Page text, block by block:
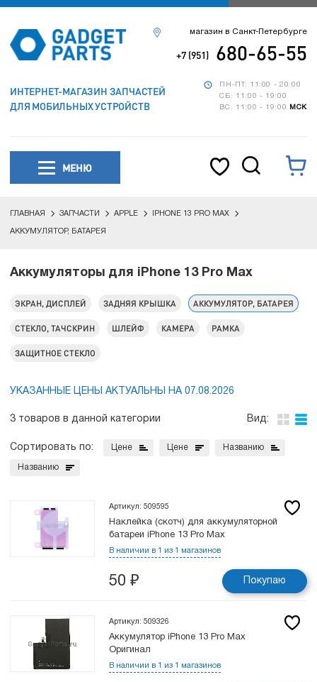
ИНТЕРНЕТ-МАГАЗИН ЗАПЧАСТЕЙ
ДЛЯ МОБИЛЬНЫХ УСТРОЙСТВ
ПН-ПТ: 11:00 - 20:00
СБ: 11:00 - 19:00
ВС: 11:00 - 19:00
МСК
магазин в Санкт-Петербурге
+7 (951) 680-65-55
МЕНЮ
ГЛАВНАЯ ЗАПЧАСТИ APPLE IPHONE 13 PRO MAX
АККУМУЛЯТОР, БАТАРЕЯ
Аккумуляторы для iPhone 13 Pro Max
ЭКРАН, ДИСПЛЕЙ ЗАДНЯЯ КРЫШКА АККУМУЛЯТОР, БАТАРЕЯ
СТЕКЛО, ТАЧСКРИН ШЛЕЙФ КАМЕРА РАМКА
ЗАЩИТНОЕ СТЕКЛО
УКАЗАННЫЕ ЦЕНЫ АКТУАЛЬНЫ НА 07.08.2026
3 товаров в данной категории Вид:
Сортировать по: Цене Цене Названию
Названию
Артикул: 509595
Наклейка (скотч) для аккумуляторной
батареи iPhone 13 Pro Max
В наличии в 1 из 1 магазинов
50 ₽ Покупаю
Артикул: 509326
Аккумулятор iPhone 13 Pro Max
Оригинал
В наличии в 1 из 1 магазинов